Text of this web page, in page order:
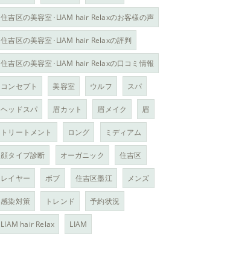
住吉区の美容室･LIAM hair Relaxのお客様の声
住吉区の美容室･LIAM hair Relaxの評判
住吉区の美容室･LIAM hair Relaxの口コミ情報
コンセプト 美容室 ウルフ スパ
ヘッドスパ 眉カット 眉メイク 眉
トリートメント ロング ミディアム
顔タイプ診断 オーガニック 住吉区
レイヤー ボブ 住吉区墨江 メンズ
感染対策 トレンド 予約状況
LIAM hair Relax LIAM